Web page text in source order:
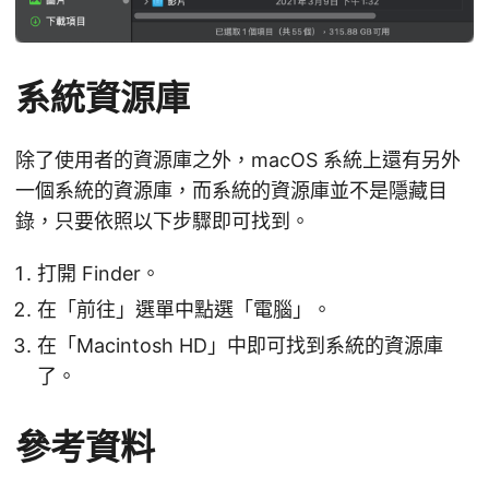
系統資源庫
除了使用者的資源庫之外，macOS 系統上還有另外
一個系統的資源庫，而系統的資源庫並不是隱藏目
錄，只要依照以下步驟即可找到。
打開 Finder。
在「前往」選單中點選「電腦」。
在「Macintosh HD」中即可找到系統的資源庫
了。
參考資料